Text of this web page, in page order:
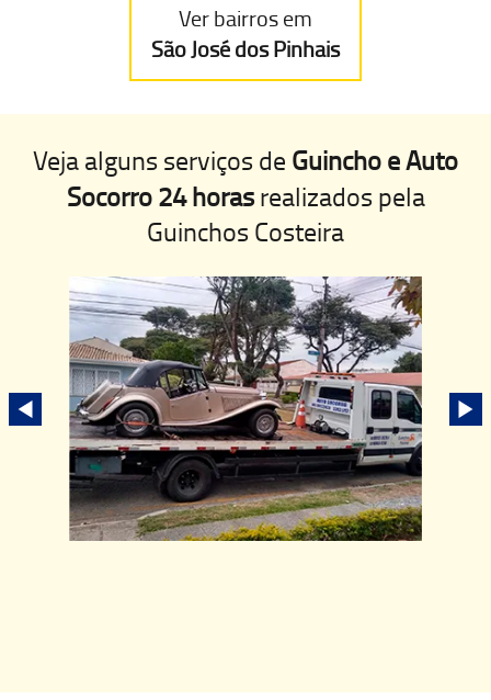
Ver bairros em
São José dos Pinhais
Veja alguns serviços de Guincho e Auto
Socorro 24 horasrealizados pela
Guinchos Costeira